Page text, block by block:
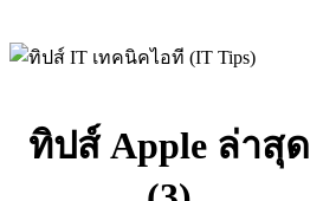
ทิปส์ Apple ล่าสุด